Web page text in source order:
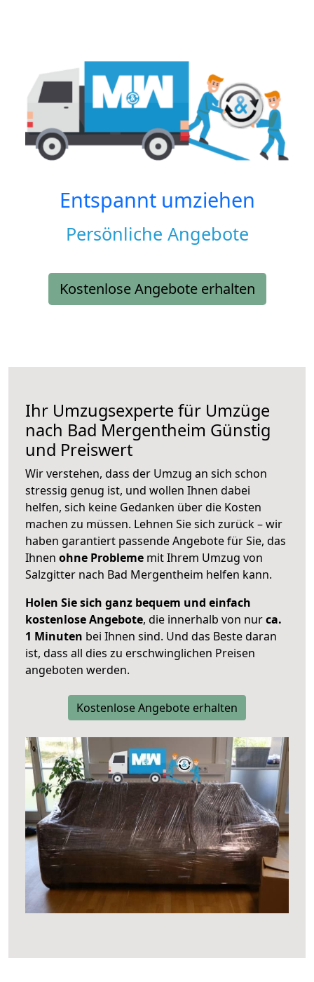
Entspannt umziehen
Persönliche Angebote
Kostenlose Angebote erhalten
Ihr Umzugsexperte für Umzüge
nach Bad Mergentheim Günstig
und Preiswert
Wir verstehen, dass der Umzug an sich schon
stressig genug ist, und wollen Ihnen dabei
helfen, sich keine Gedanken über die Kosten
machen zu müssen. Lehnen Sie sich zurück – wir
haben garantiert passende Angebote für Sie, das
Ihnen ohne Probleme mit Ihrem Umzug von
Salzgitter nach Bad Mergentheim helfen kann.
Holen Sie sich ganz bequem und einfach
kostenlose Angebote, die innerhalb von nurca.
1 Minuten bei Ihnen sind. Und das Beste daran
ist, dass all dies zu erschwinglichen Preisen
angeboten werden.
Kostenlose Angebote erhalten